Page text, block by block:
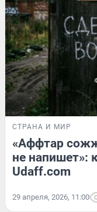
СТРАНА И МИР
«Аффтар
не напишет»:
Udaff.com
29 апреля, 2026, 11:00